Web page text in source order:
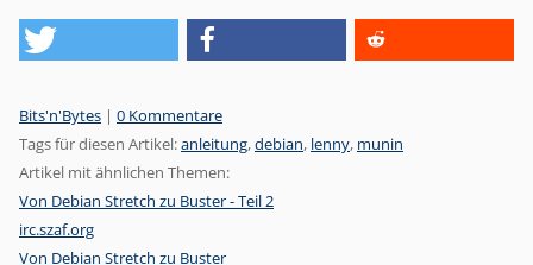
Kategorien:
Bits'n'Bytes | 0 Kommentare
Tags für diesen Artikel:anleitung,debian, lenny, munin
Artikel mit ähnlichen Themen:
Von Debian Stretch zu Buster - Teil 2
irc.szaf.org
Von Debian Stretch zu Buster